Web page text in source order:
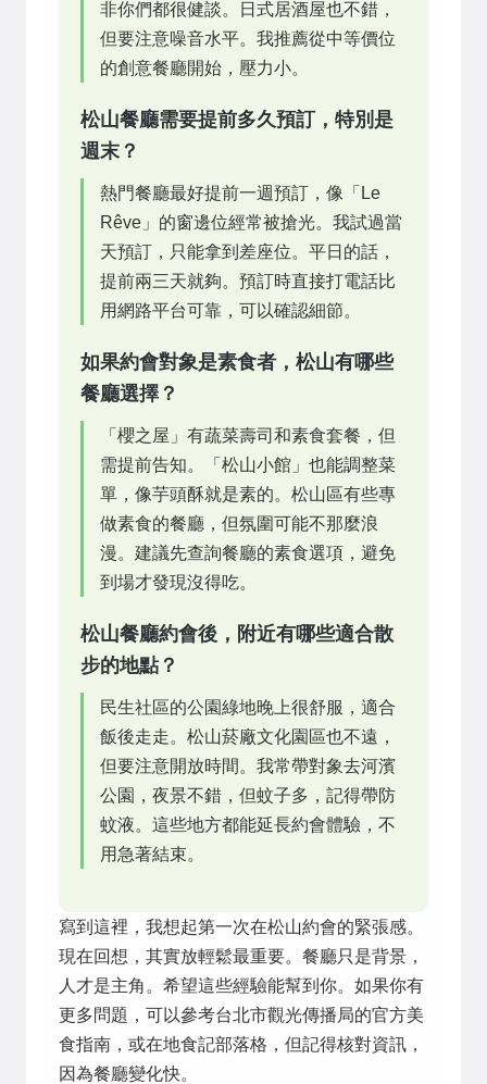
非你們都很健談。日式居酒屋也不錯，
但要注意噪音水平。我推薦從中等價位
的創意餐廳開始，壓力小。
松山餐廳需要提前多久預訂，特別是
週末？
熱門餐廳最好提前一週預訂，像「Le
Rêve」的窗邊位經常被搶光。我試過當
天預訂，只能拿到差座位。平日的話，
提前兩三天就夠。預訂時直接打電話比
用網路平台可靠，可以確認細節。
如果約會對象是素食者，松山有哪些
餐廳選擇？
「櫻之屋」有蔬菜壽司和素食套餐，但
需提前告知。「松山小館」也能調整菜
單，像芋頭酥就是素的。松山區有些專
做素食的餐廳，但氛圍可能不那麼浪
漫。建議先查詢餐廳的素食選項，避免
到場才發現沒得吃。
松山餐廳約會後，附近有哪些適合散
步的地點？
民生社區的公園綠地晚上很舒服，適合
飯後走走。松山菸廠文化園區也不遠，
但要注意開放時間。我常帶對象去河濱
公園，夜景不錯，但蚊子多，記得帶防
蚊液。這些地方都能延長約會體驗，不
用急著結束。
寫到這裡，我想起第一次在松山約會的緊張感。
現在回想，其實放輕鬆最重要。餐廳只是背景，
人才是主角。希望這些經驗能幫到你。如果你有
更多問題，可以參考台北市觀光傳播局的官方美
食指南，或在地食記部落格，但記得核對資訊，
因為餐廳變化快。